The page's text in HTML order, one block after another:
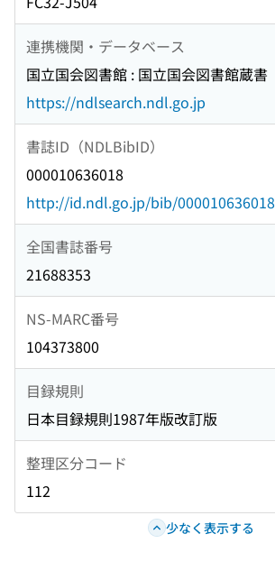
連携機関・データベース
国立国会図書館 : 国立国会図書館蔵書
https://ndlsearch.ndl.go.jp
書誌ID（NDLBibID）
000010636018
http://id.ndl.go.jp/bib/000010636018
全国書誌番号
21688353
NS-MARC番号
104373800
目録規則
日本目録規則1987年版改訂版
整理区分コード
112
少なく表示する